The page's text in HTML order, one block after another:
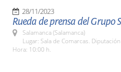
28/11/2023
Rueda de prensa del Grupo
Salamanca (Salamanca)
Lugar: Sala de Comarcas. Diputación
Hora: 10:00 h.